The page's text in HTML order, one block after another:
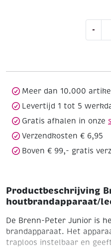
-
Meer dan 10.000
Levertijd 1 tot 5
Gratis afhalen in onze
Verzendkosten € 6,95
Boven € 99,- gratis
Productbeschrijving
houtbrandapparaat/
De Brenn-Peter Junior is
brandapparaat. Het
traploos instelbaar en